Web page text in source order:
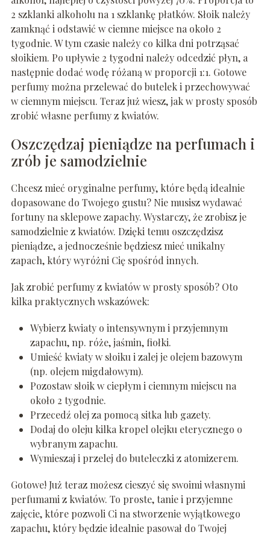
2 szklanki alkoholu na 1 szklankę płatków. Słoik należy
zamknąć i odstawić w ciemne miejsce na około 2
tygodnie. W tym czasie należy co kilka dni potrząsać
słoikiem. Po upływie 2 tygodni należy odcedzić płyn, a
następnie dodać wodę różaną w proporcji 1:1. Gotowe
perfumy można przelewać do butelek i przechowywać
w ciemnym miejscu. Teraz już wiesz, jak w prosty sposób
zrobić własne perfumy z kwiatów.
Oszczędzaj pieniądze na perfumach i
zrób je samodzielnie
Chcesz mieć oryginalne perfumy, które będą idealnie
dopasowane do Twojego gustu? Nie musisz wydawać
fortuny na sklepowe zapachy. Wystarczy, że zrobisz je
samodzielnie z kwiatów. Dzięki temu oszczędzisz
pieniądze, a jednocześnie będziesz mieć unikalny
zapach, który wyróżni Cię spośród innych.
Jak zrobić perfumy z kwiatów w prosty sposób? Oto
kilka praktycznych wskazówek:
Wybierz kwiaty o intensywnym i przyjemnym
zapachu, np. róże, jaśmin, fiołki.
Umieść kwiaty w słoiku i zalej je olejem bazowym
(np. olejem migdałowym).
Pozostaw słoik w ciepłym i ciemnym miejscu na
około 2 tygodnie.
Przecedź olej za pomocą sitka lub gazety.
Dodaj do oleju kilka kropel olejku eterycznego o
wybranym zapachu.
Wymieszaj i przelej do buteleczki z atomizerem.
Gotowe! Już teraz możesz cieszyć się swoimi własnymi
perfumami z kwiatów. To proste, tanie i przyjemne
zajęcie, które pozwoli Ci na stworzenie wyjątkowego
zapachu, który będzie idealnie pasował do Twojej